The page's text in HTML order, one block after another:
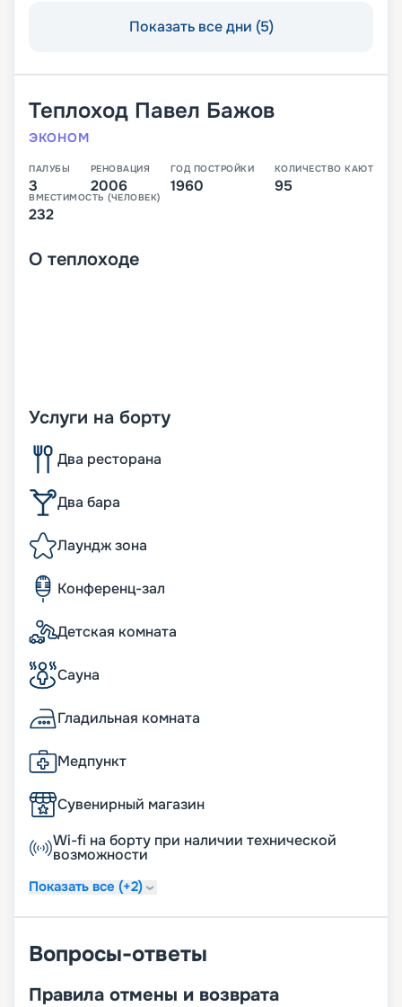
Показать все дни (5)
Теплоход Павел Бажов
ЭКОНОМ
ПАЛУБЫ
3
РЕНОВАЦИЯ
2006
ГОД ПОСТРОЙКИ
1960
КОЛИЧЕСТВО КАЮТ
95
ВМЕСТИМОСТЬ (ЧЕЛОВЕК)
232
О теплоходе
Услуги на борту
Два ресторана
Два бара
Лаундж зона
Конференц-зал
Детская комната
Сауна
Гладильная комната
Медпункт
Сувенирный магазин
Wi-fi на борту при наличии технической
возможности
Показать все (+2)
Вопросы-ответы
Правила отмены и возврата